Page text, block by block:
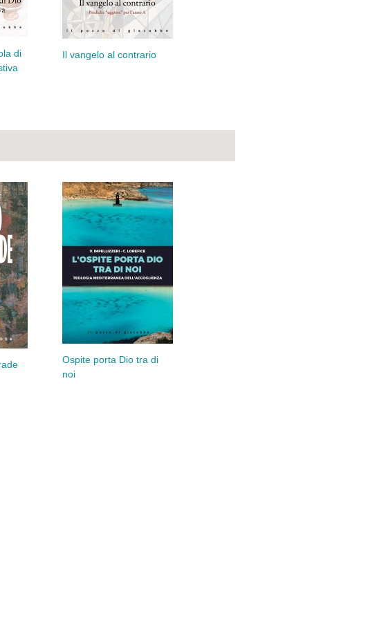
di
Il vangelo al contrario
Ospite porta Dio tra di
noi